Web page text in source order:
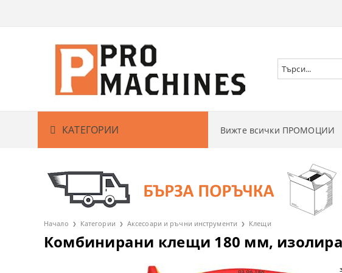
КАТЕГОРИИ
АКУМУЛАТОРНИ
АКУМУЛАТОРНИ
АКУМУЛАТОРНИ ОТВЕРТКИ
АКУМУЛАТОРНИ
Кабелни машини БОРМАШИНИ
ГАЙКОВЕРТИ
Градина
КОСАЧКИ ЗА ТРЕВА
Измервателни уреди ДЕТЕКТОРИ
Вижте всички ПРОМОЦИИ
Начало Категории Аксесоари и ръчни инструменти Клещи
Комбинирани клещи 180 мм,